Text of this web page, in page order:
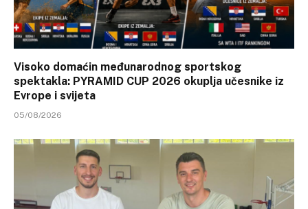
Visoko domaćin međunarodnog sportskog
spektakla: PYRAMID CUP 2026 okuplja učesnike iz
Evrope i svijeta
05/08/2026